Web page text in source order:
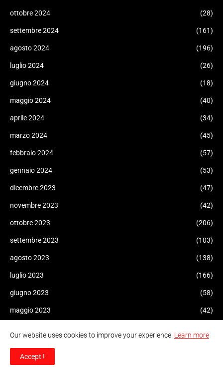
ottobre 2024 (28)
settembre 2024 (161)
agosto 2024 (196)
luglio 2024 (26)
giugno 2024 (18)
maggio 2024 (40)
aprile 2024 (34)
marzo 2024 (45)
febbraio 2024 (57)
gennaio 2024 (53)
dicembre 2023 (47)
novembre 2023 (42)
ottobre 2023 (206)
settembre 2023 (103)
agosto 2023 (138)
luglio 2023 (166)
giugno 2023 (58)
maggio 2023 (42)
febbraio 2023
Our website uses cookies to improve your experience. Learn more
Accept !